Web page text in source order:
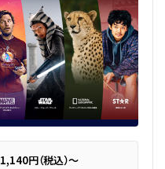
1,140円（税込）～